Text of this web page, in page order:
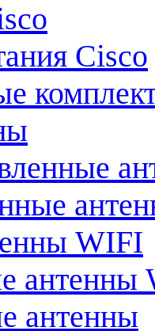
Cisco
WIFI
антенны
антенны